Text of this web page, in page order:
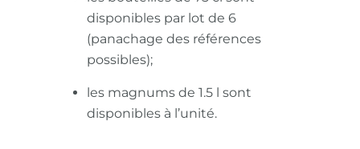
disponibles par lot de 6
(panachage des références
possibles);
les magnums de 1.5 l sont
disponibles à l’unité.